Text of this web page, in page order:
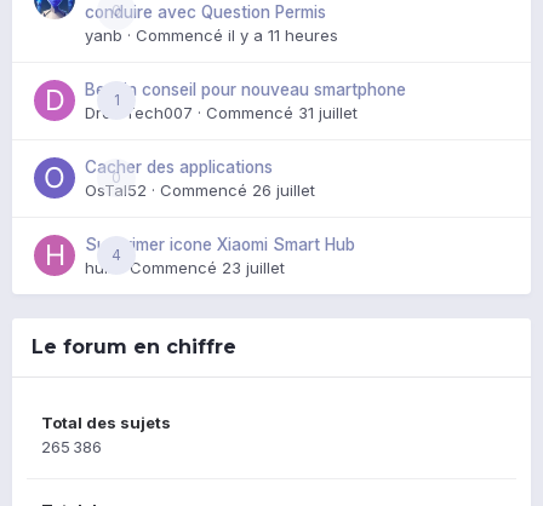
0
conduire avec Question Permis
yanb · Commencé il y a 11 heures
1
Besoin conseil pour nouveau smartphone
DroidTech007 · Commencé 31 juillet
0
Cacher des applications
OsTal52 · Commencé 26 juillet
4
Supprimer icone Xiaomi Smart Hub
huik · Commencé 23 juillet
Le forum en chiffre
Total des sujets
265 386